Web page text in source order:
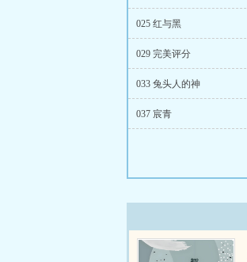
025 红与黑
029 完美评分
033 兔头人的神
037 宸青